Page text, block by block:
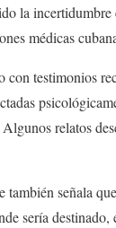
la incertidumbre
médicas
con testimonios
relatos
también señala
sería